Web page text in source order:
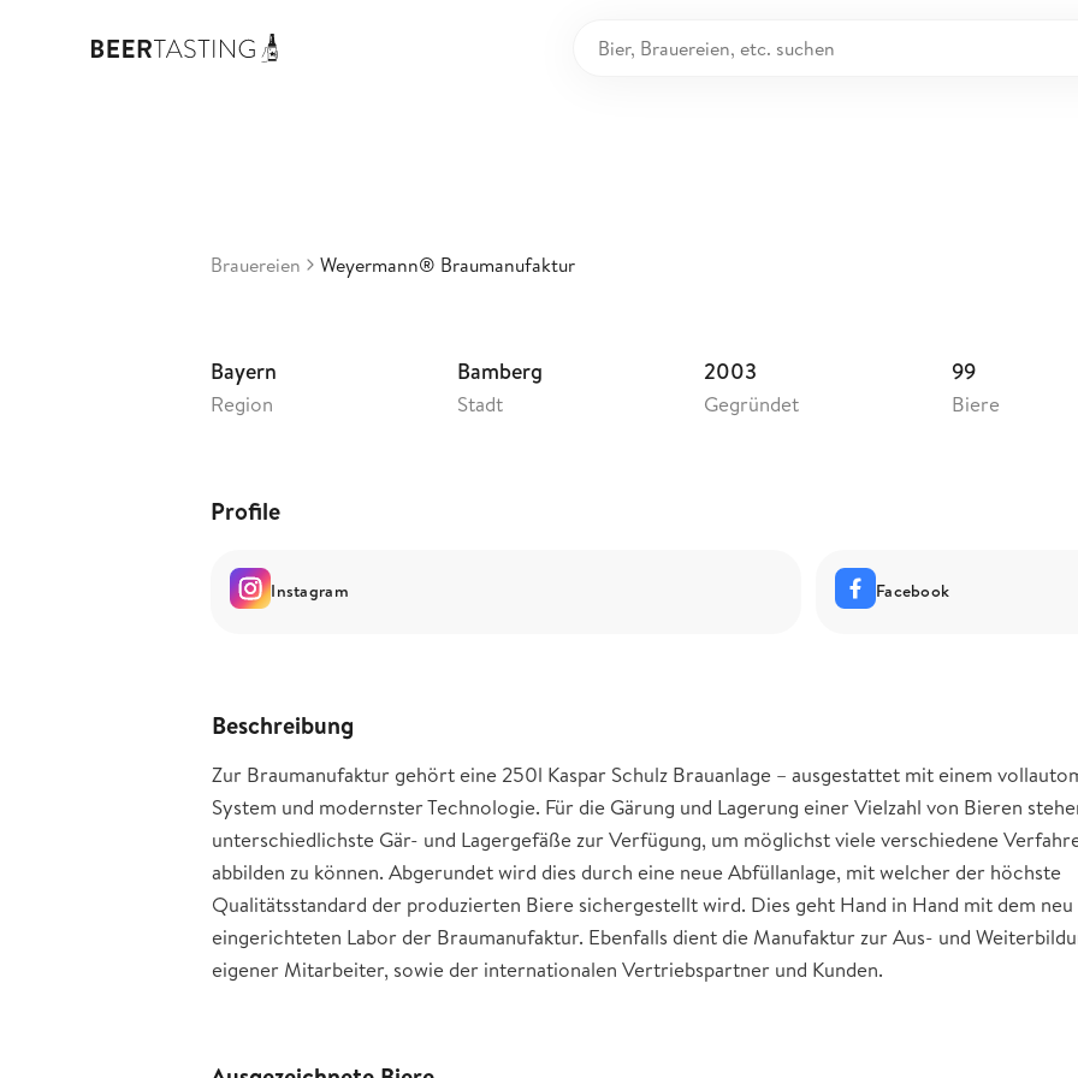
Braumanufaktur
Brauereien Weyermann® Braumanufaktur
Bayern
Region
Bamberg
Stadt
2003
Gegründet
99
Biere
Profile
Instagram Facebook
Beschreibung
Zur Braumanufaktur gehört eine 250l Kaspar Schulz Brauanlage – ausgestattet mit einem
System und modernster Technologie. Für die Gärung und Lagerung einer Vielzahl von Bieren
unterschiedlichste Gär- und Lagergefäße zur Verfügung, um möglichst viele verschiedene
abbilden zu können. Abgerundet wird dies durch eine neue Abfüllanlage, mit welcher der höchste
Qualitätsstandard der produzierten Biere sichergestellt wird. Dies geht Hand in Hand mit dem neu
eingerichteten Labor der Braumanufaktur. Ebenfalls dient die Manufaktur zur Aus- und
eigener Mitarbeiter, sowie der internationalen Vertriebspartner und Kunden.